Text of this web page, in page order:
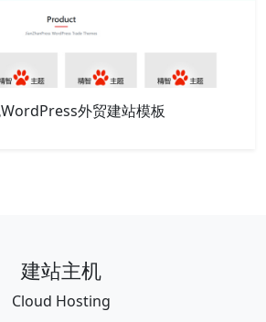
外贸建站模板
建站主机
Cloud Hosting